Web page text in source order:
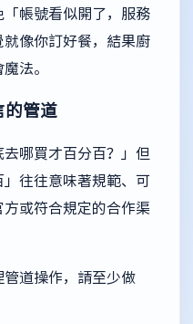
帳號看似開了，服務
像你訂好餐，結果廚
法。
的管道
哪買才百分百？」但
往往意味著規範、可
或符合規定的合作渠
道操作，請至少做